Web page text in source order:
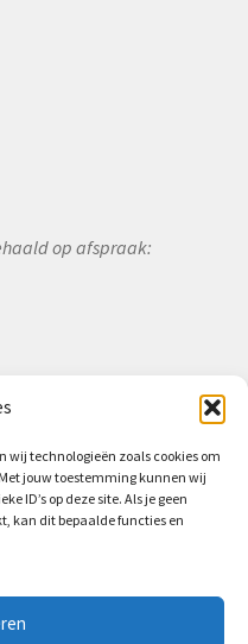
wij technologieën zoals cookies om
jouw toestemming kunnen wij
ID’s op deze site. Als je geen
kan dit bepaalde functies en
op afspraak: